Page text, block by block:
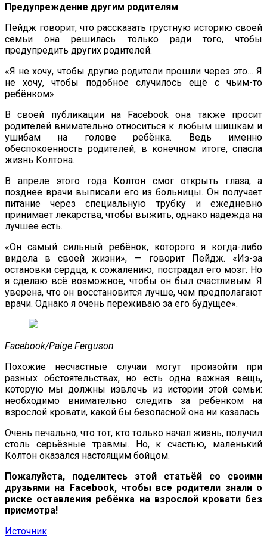
Предупреждение другим родителям
Пейдж говорит, что рассказать грустную историю своей
семьи она решилась только ради того, чтобы
предупредить других родителей.
«Я не хочу, чтобы другие родители прошли через это… Я
не хочу, чтобы подобное случилось ещё с чьим-то
ребёнком».
В своей публикации на Facebook она также просит
родителей внимательно относиться к любым шишкам и
ушибам на голове ребёнка. Ведь именно
обеспокоенность родителей, в конечном итоге, спасла
жизнь Колтона.
В апреле этого года Колтон смог открыть глаза, а
позднее врачи выписали его из больницы. Он получает
питание через специальную трубку и ежедневно
принимает лекарства, чтобы выжить, однако надежда на
лучшее есть.
«Он самый сильный ребёнок, которого я когда-либо
видела в своей жизни», — говорит Пейдж. «Из-за
остановки сердца, к сожалению, пострадал его мозг. Но
я сделаю всё возможное, чтобы он был счастливым. Я
уверена, что он восстановится лучше, чем предполагают
врачи. Однако я очень переживаю за его будущее».
Facebook/Paige Ferguson
Похожие несчастные случаи могут произойти при
разных обстоятельствах, но есть одна важная вещь,
которую мы должны извлечь из истории этой семьи:
необходимо внимательно следить за ребёнком на
взрослой кровати, какой бы безопасной она ни казалась.
Очень печально, что тот, кто только начал жизнь, получил
столь серьёзные травмы. Но, к счастью, маленький
Колтон оказался настоящим бойцом.
Пожалуйста, поделитесь этой статьёй со своими
друзьями на Facebook, чтобы все родители знали о
риске оставления ребёнка на взрослой кровати без
присмотра!
Источник